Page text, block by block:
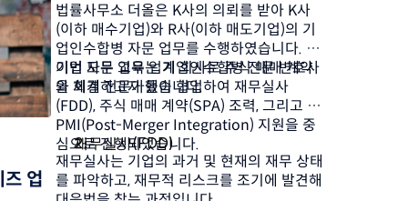
즈 업
법률사무소 더올은 K사의 의뢰를 받아 K사
(이하 매수기업)와 R사(이하 매도기업)의 기
업인수합병 자문 업무를 수행하였습니다. 두
기업 모두 교육 업계 회사로 주식 매매 계약
을 체결하고자 했습니다.
이번 자문 업무는 기업인수합병 전문 변호사
와 회계 전문가들이 협업하여 재무실사
(FDD), 주식 매매 계약(SPA) 조력, 그리고
PMI(Post-Merger Integration) 지원을 중
심으로 진행되었습니다.
재무실사(FDD)
재무실사는 기업의 과거 및 현재의 재무 상태
를 파악하고, 재무적 리스크를 조기에 발견해